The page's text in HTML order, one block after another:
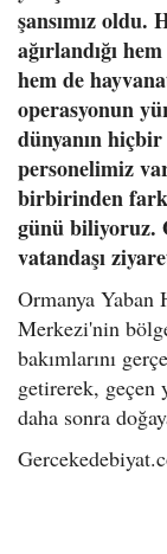
şansımız
ağırlandığı
hem de
operasyonun
dünyanın
personelimiz
birbirinden
günü biliyoruz.
vatandaşı
Ormanya Yaban
Merkezi'nin
bakımlarını
getirerek, geçen
daha sonra